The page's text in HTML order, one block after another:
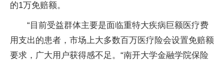
的1万免赔额。
“目前受益群体主要是面临重特大疾病巨额医疗费
用支出的患者，市场上大多数百万医疗险会设置免赔额
要求，广大用户获得感不足。“南开大学金融学院保险